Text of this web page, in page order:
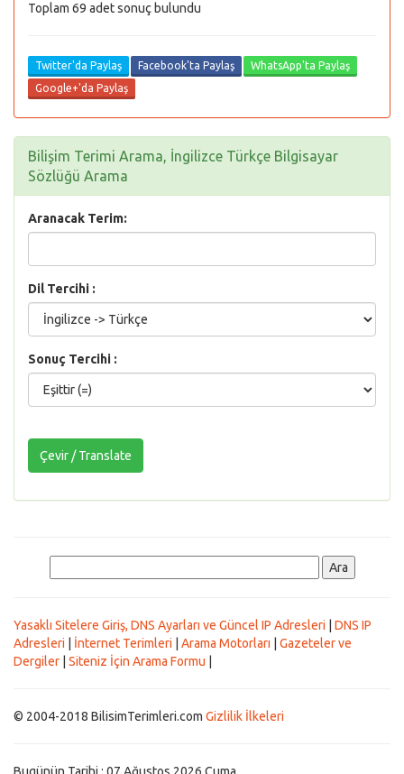
Toplam 69 adet sonuç bulundu
Twitter'da Paylaş Facebook'ta Paylaş
WhatsApp'ta Paylaş
Google+'da Paylaş
Bilişim Terimi Arama, İngilizce Türkçe Bilgisayar
Sözlüğü Arama
Aranacak Terim:
Dil Tercihi :
Sonuç Tercihi :
Yasaklı Sitelere Giriş, DNS Ayarları ve Güncel IP Adresleri
DNS IP
Adresleri
İnternet Terimleri Arama Motorları
Gazeteler ve
Dergiler
Siteniz İçin Arama Formu
© 2004-2018 BilisimTerimleri.com Gizlilik İlkeleri